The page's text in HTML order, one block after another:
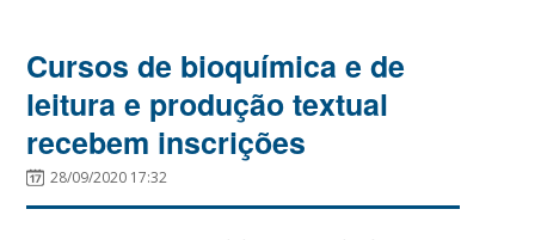
Cursos de bioquímica e de
leitura e produção textual
recebem inscrições
28/09/2020 17:32